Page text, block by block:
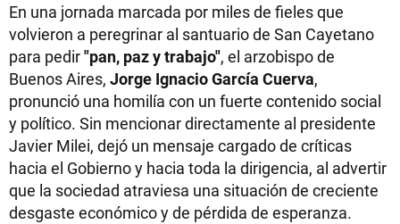
En una jornada marcada por miles de fieles que
volvieron a peregrinar al santuario de San Cayetano
para pedir"pan, paz y trabajo", el arzobispo de
Buenos Aires, Jorge Ignacio García Cuerva,
pronunció una homilía con un fuerte contenido social
y político. Sin mencionar directamente al presidente
Javier Milei, dejó un mensaje cargado de críticas
hacia el Gobierno y hacia toda la dirigencia, al advertir
que la sociedad atraviesa una situación de creciente
desgaste económico y de pérdida de esperanza.